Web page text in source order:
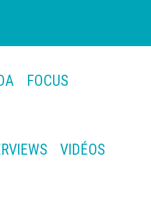
FOCUS
VIDÉOS